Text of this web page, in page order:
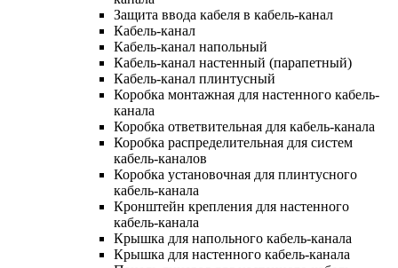
Защита ввода кабеля в кабель-канал
Кабель-канал
Кабель-канал напольный
Кабель-канал настенный (парапетный)
Кабель-канал плинтусный
Коробка монтажная для настенного кабель-
канала
Коробка ответвительная для кабель-канала
Коробка распределительная для систем
кабель-каналов
Коробка установочная для плинтусного
кабель-канала
Кронштейн крепления для настенного
кабель-канала
Крышка для напольного кабель-канала
Крышка для настенного кабель-канала